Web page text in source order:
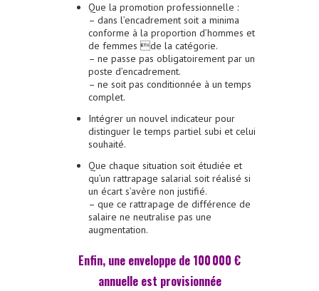
Que la promotion professionnelle :
– dans l’encadrement soit a minima
conforme à la proportion d’hommes et
de femmes de la catégorie.
– ne passe pas obligatoirement par un
poste d’encadrement.
– ne soit pas conditionnée à un temps
complet.
Intégrer un nouvel indicateur pour
distinguer le temps partiel subi et celui
souhaité.
Que chaque situation soit étudiée et
qu’un rattrapage salarial soit réalisé si
un écart s’avère non justifié.
– que ce rattrapage de différence de
salaire ne neutralise pas une
augmentation.
Enfin, une enveloppe de 100 000 €
annuelle est provisionnée